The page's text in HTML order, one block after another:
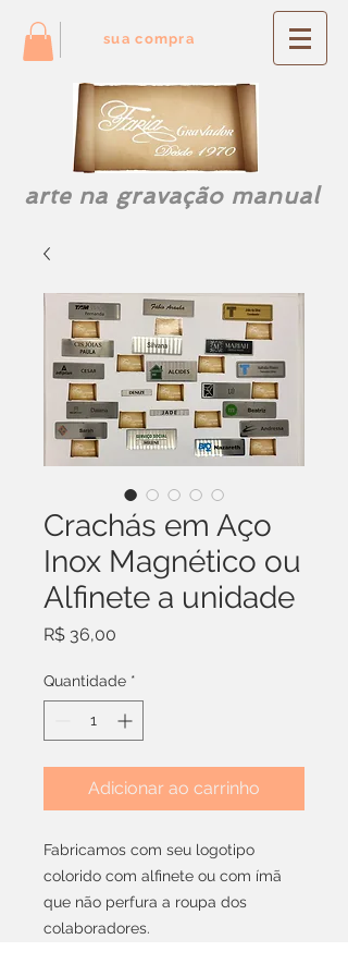
sua compra
arte na gravação manual
Crachás em Aço
Inox Magnético ou
Alfinete a unidade
R$ 36,00
Quantidade *
Adicionar ao carrinho
Fabricamos com seu logotipo
colorido com alfinete ou com ímã
que não perfura a roupa dos
colaboradores.